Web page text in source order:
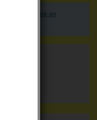
Log in or create an